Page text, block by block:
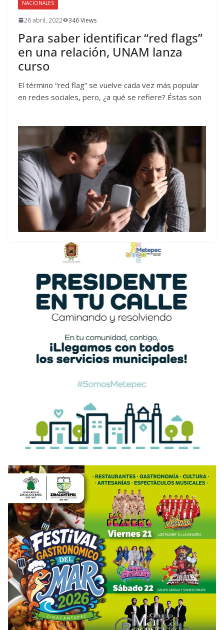
NACIONALES
26 abril, 2022 346 Views
Para saber identificar “red flags”
en una relación, UNAM lanza
curso
El término “red flag” se vuelve cada vez más popular
en redes sociales, pero, ¿a qué se refiere? Éstas son